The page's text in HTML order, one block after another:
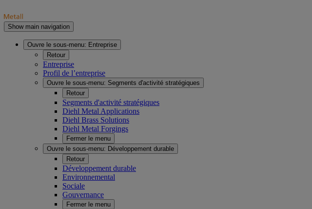
Show main navigation
Ouvre le sous-menu: Entreprise
Retour
Entreprise
Profil de l’entreprise
Ouvre le sous-menu: Segments d'activité stratégiques
Retour
Segments d'activité stratégiques
Diehl Metal Applications
Diehl Brass Solutions
Diehl Metal Forgings
Fermer le menu
Ouvre le sous-menu: Développement durable
Retour
Développement durable
Environnemental
Sociale
Gouvernance
Fermer le menu